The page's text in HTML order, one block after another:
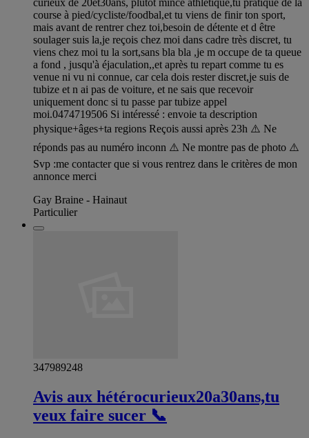
curieux de 20et30ans, plutôt mince athlétique,tu pratique de la
course à pied/cycliste/foodbal,et tu viens de finir ton sport,
mais avant de rentrer chez toi,besoin de détente et d être
soulager suis la,je reçois chez moi dans cadre très discret, tu
viens chez moi tu la sort,sans bla bla ,je m occupe de ta queue
a fond , jusqu'à éjaculation,,et après tu repart comme tu es
venue ni vu ni connue, car cela dois rester discret,je suis de
tubize et n ai pas de voiture, et ne sais que recevoir
uniquement donc si tu passe par tubize appel
moi.0474719506 Si intéressé : envoie ta description
physique+âges+ta regions Reçois aussi après 23h ⚠️ Ne
réponds pas au numéro inconn ⚠️ Ne montre pas de photo ⚠️
Svp :me contacter que si vous rentrez dans le critères de mon
annonce merci
Gay Braine - Hainaut
Particulier
347989248
Avis aux hétérocurieux20a30ans,tu
veux faire sucer 📞